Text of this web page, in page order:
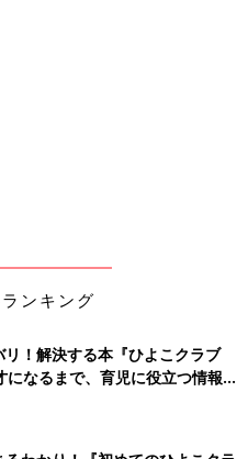
セットを買ったとき、店員さ
くさん着てくださいね！』と
笑）、ここ数年の卒園入学や
ーチやコサージュで変化はつ
ンキング
！解決する本『ひよこクラブ
なるまで、育児に役立つ情報が